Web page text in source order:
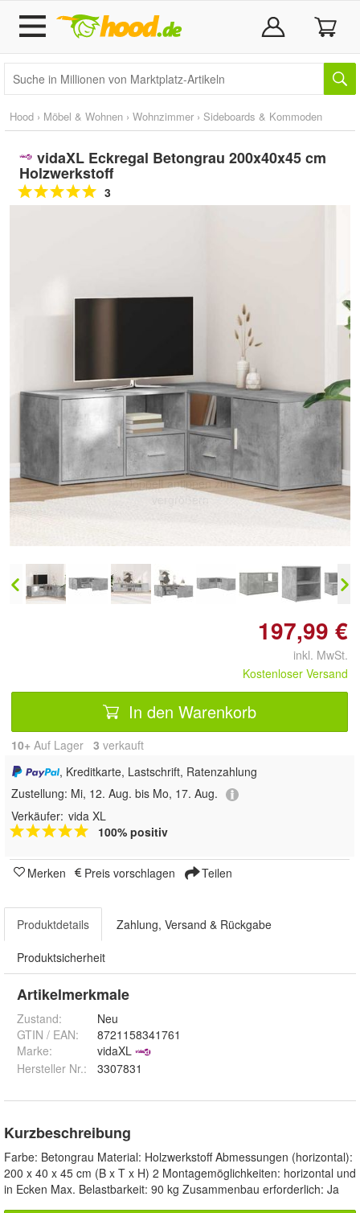
Hood › Möbel & Wohnen › Wohnzimmer › Sideboards & Kommoden
vidaXL Eckregal Betongrau 200x40x45 cm
Holzwerkstoff
3
Doppelt antippen zum
197,99 €
inkl. MwSt.
Kostenloser Versand
In den Warenkorb
10+ Auf Lager 3 verkauft
, Kreditkarte, Lastschrift, Ratenzahlung
Zustellung: Mi, 12. Aug. bis Mo, 17. Aug.
Verkäufer: vida XL
100% positiv
Merken Preis vorschlagen Teilen
Produktdetails Zahlung, Versand & Rückgabe
Produktsicherheit
Artikelmerkmale
Zustand:
Neu
GTIN / EAN:
8721158341761
Marke:
vidaXL
Hersteller Nr.:
3307831
Kurzbeschreibung
Farbe: Betongrau Material: Holzwerkstoff Abmessungen (horizontal):
200 x 40 x 45 cm (B x T x H) 2 Montagemöglichkeiten: horizontal und
in Ecken Max. Belastbarkeit: 90 kg Zusammenbau erforderlich: Ja